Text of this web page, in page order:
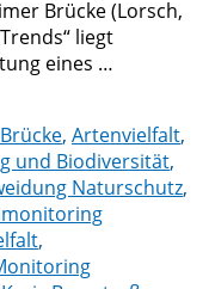
Brücke (Lorsch,
liegt
eines …
, Artenvielfalt,
und Biodiversität,
Naturschutz,
,